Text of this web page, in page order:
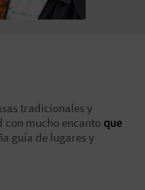
tradicionales y
mucho encanto que
guía de lugares y